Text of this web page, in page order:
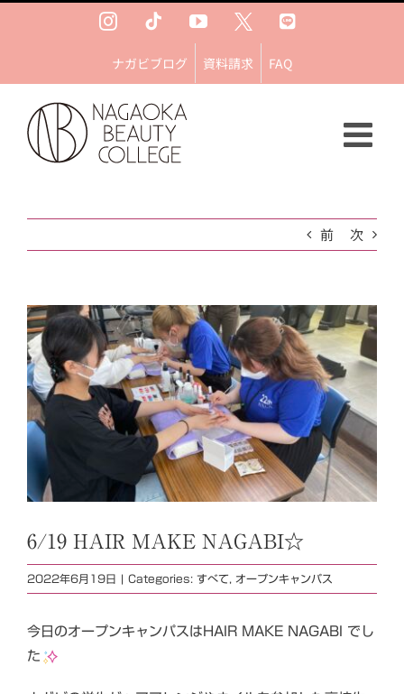
InstagramTiktokYouTube
Ｘ LINE
ナガビブログ 資料請求 FAQ
前 次
View
Larger
Image
6/19 HAIR MAKE NAGABI☆
2022年6月19日 Categories: すべて オープンキャンパス
今日のオープンキャンパスはHAIR MAKE NAGABI でし
た